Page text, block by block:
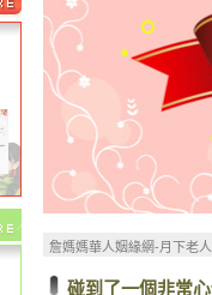
詹媽媽華人姻緣網-月下老
碰到了一個非常